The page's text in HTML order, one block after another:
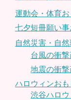
運動会・体育お
七夕短冊願い
自然災害・自
台風の衝
地震の衝撃
ハロウィンお
渋谷ハロウ